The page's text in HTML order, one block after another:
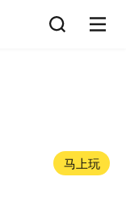
马上玩